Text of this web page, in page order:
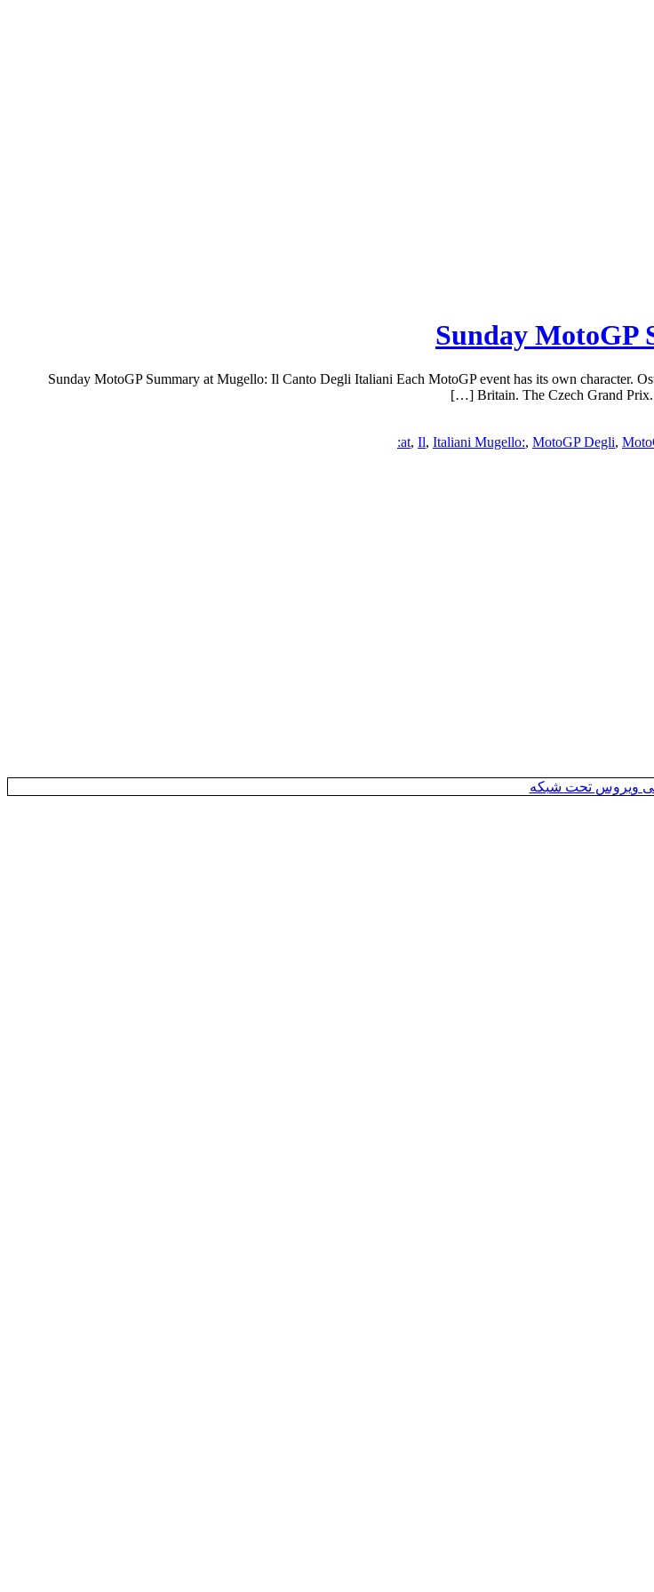
Sunday
Sunday MotoGP Summary at Mugello: Il Canto Degli Italiani Each MotoGP event has its own character.
Britain. The Czech Grand
at, Il, Italiani Mugello:, MotoGP Degli,
ویروس تحت شبکه